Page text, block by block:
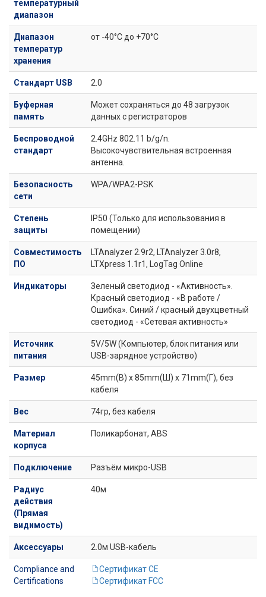
температурный
диапазон
Диапазон
температур
хранения
от -40°C до +70°C
Стандарт USB 2.0
Буферная
память
Может сохраняться до 48 загрузок
данных с регистраторов
Беспроводной
стандарт
2.4GHz 802.11 b/g/n.
Высокочувствительная встроенная
антенна.
Безопасность
сети
WPA/WPA2-PSK
Степень
защиты
IP50 (Только для использования в
помещении)
Совместимость
ПО
LTAnalyzer 2.9r2, LTAnalyzer 3.0r8,
LTXpress 1.1r1, LogTag Online
Индикаторы
Зеленый светодиод - «Активность».
Красный светодиод - «В работе /
Ошибка». Синий / красный двухцветный
светодиод - «Сетевая активность»
Источник
питания
5V/5W (Компьютер, блок питания или
USB-зарядное устройство)
Размер
45mm(В) x 85mm(Ш) x 71mm(Г), без
кабеля
Вес 74гр, без кабеля
Материал
корпуса
Поликарбонат, ABS
Подключение Разъём микро-USB
Радиус
действия
(Прямая
видимость)
40м
Аксессуары 2.0м USB-кабель
Compliance and
Certifications
Сертификат CE
Сертификат FCC